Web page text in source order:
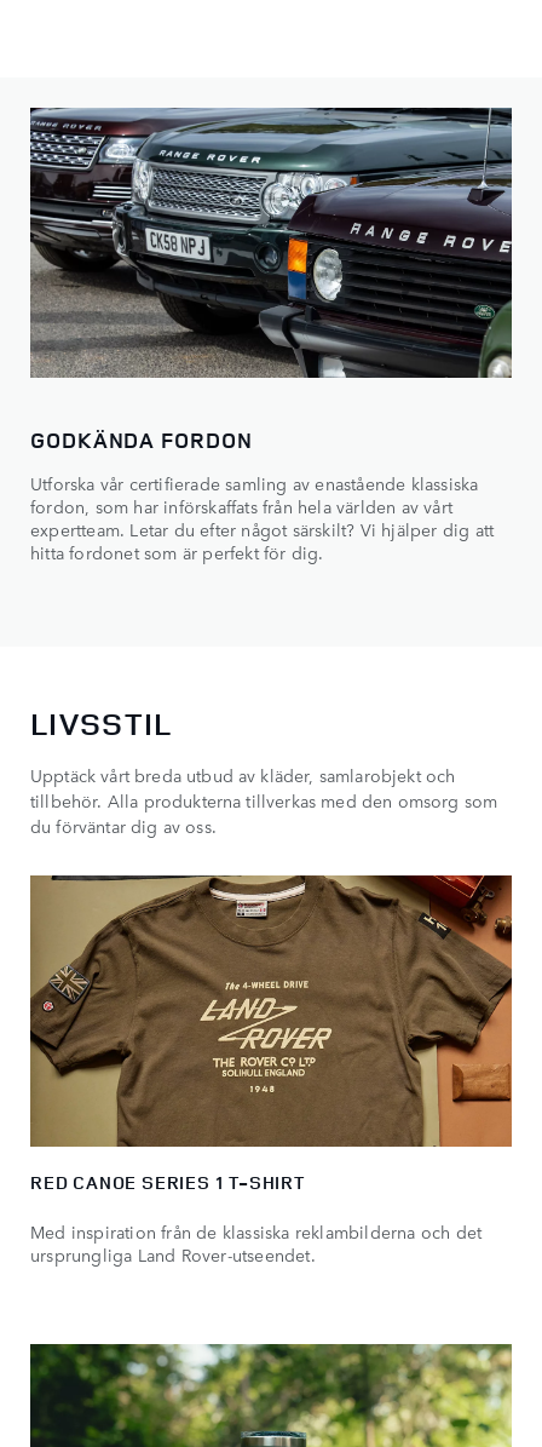
GODKÄNDA FORDON
Utforska vår certifierade samling av enastående klassiska
fordon, som har införskaffats från hela världen av vårt
expertteam. Letar du efter något särskilt? Vi hjälper dig att
hitta fordonet som är perfekt för dig.
LIVSSTIL
Upptäck vårt breda utbud av kläder, samlarobjekt och
tillbehör. Alla produkterna tillverkas med den omsorg som
du förväntar dig av oss.
RED CANOE SERIES 1 T-SHIRT
Med inspiration från de klassiska reklambilderna och det
ursprungliga Land Rover-utseendet.